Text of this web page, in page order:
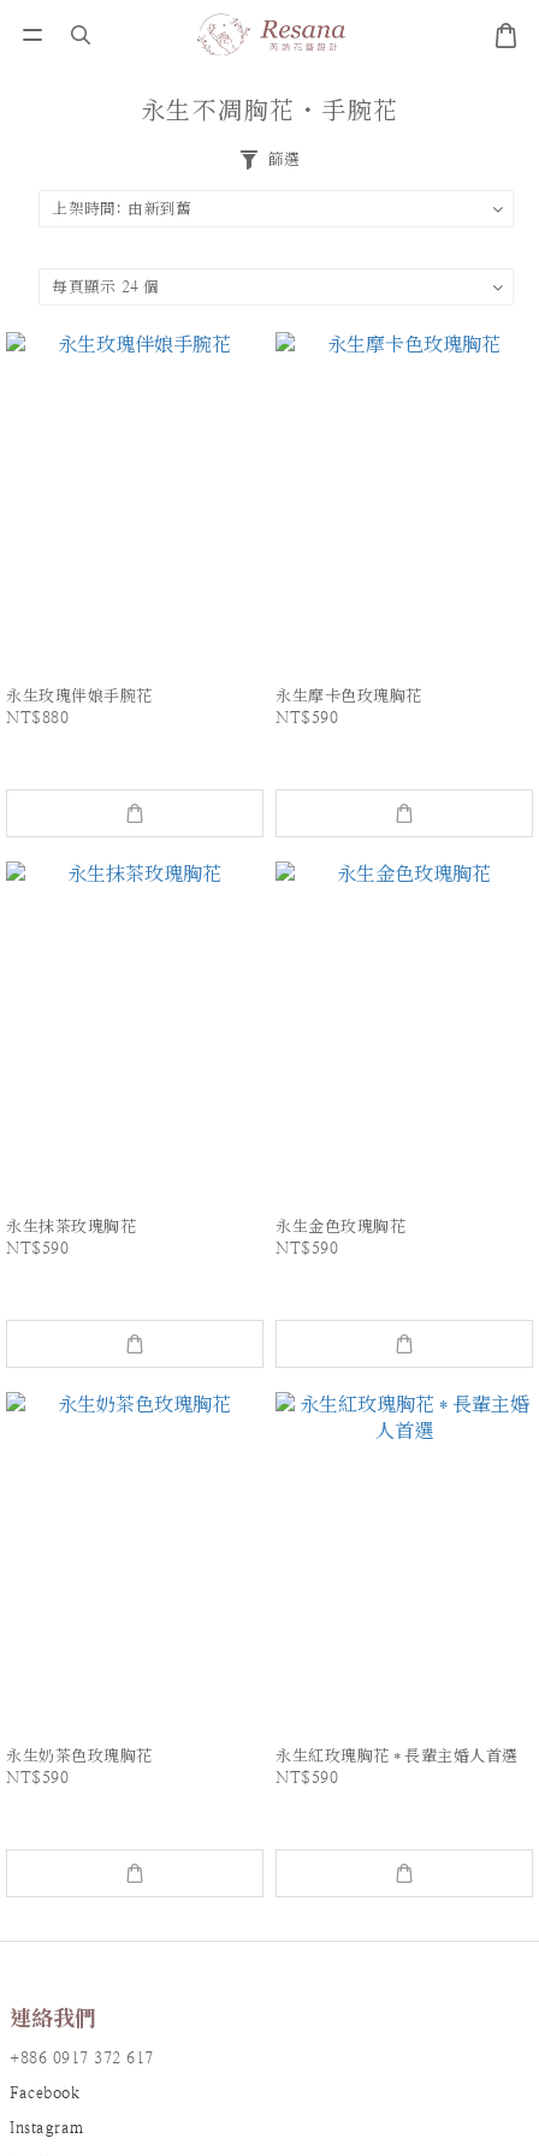
永生不凋胸花・手腕花
篩選
永生玫瑰伴娘手腕花
NT$880
永生摩卡色玫瑰胸花
NT$590
永生抹茶玫瑰胸花
NT$590
永生金色玫瑰胸花
NT$590
永生奶茶色玫瑰胸花
NT$590
永生紅玫瑰胸花＊長輩主婚人首選
NT$590
連絡我們
+886 0917 372 617
Facebook
Instagram